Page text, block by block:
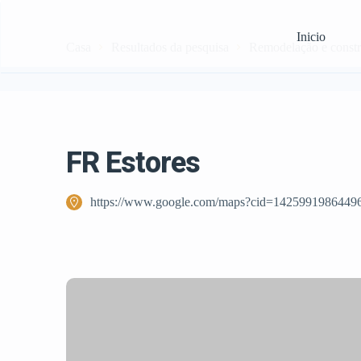
Inicio
Remodelação e
FR Estores
https://www.google.com/